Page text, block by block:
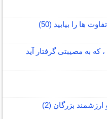
ها را بیابید (50)
به مصیبتی گرفتار آید
بزرگان (2)